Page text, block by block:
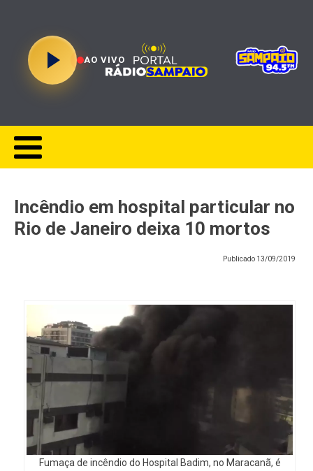
AO VIVO
Incêndio em hospital particular no
Rio de Janeiro deixa 10 mortos
Publicado 13/09/2019
Fumaça de incêndio do Hospital Badim, no Maracanã, é